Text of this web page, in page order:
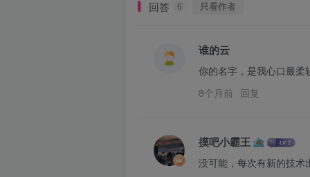
回答 6 只看作者
谁的云
你的名字，是我心口最柔
8个月前 回复
摸吧小霸王
没可能，每次有新的技术